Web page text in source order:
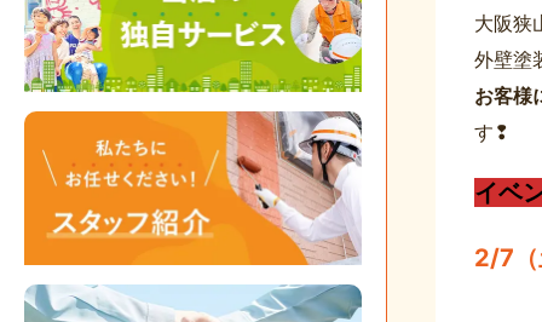
大阪狭
外壁塗
お客様
す❢
イベ
2/7